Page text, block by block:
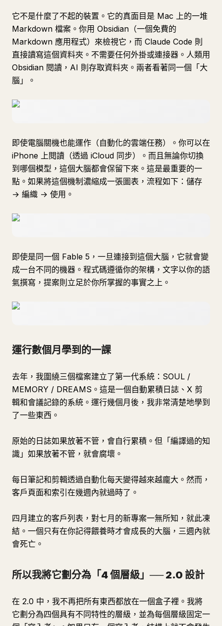
它不是什麼了不起的裝置。它的真面目是 Mac 上的一堆
Markdown 檔案。你用 Obsidian（一個免費的
Markdown 應用程式）來檢視它，而 Claude Code 則
直接讀寫這個資料夾。不需要任何外掛或連接器。人類用
Obsidian 閱讀，AI 則存取資料夾。兩者看著同一個「大
腦」。
即使電腦關機也能運作（自動化的雲端任務）。你可以在
iPhone 上閱讀（透過 iCloud 同步）。而且無論你切換
到哪個模型，這個大腦都會保留下來。這是最重要的一
點。如果將這個機制濃縮成一張圖表，流程如下：儲存
→ 編織 → 使用。
即使是同一個 Fable 5，一旦連接到這個大腦，它就會變
成一台不同的機器。程式碼遵循你的架構，文字以你的語
氣撰寫，提案則立足於你所掌握的事實之上。
運行數個月學到的一課
去年，我圍繞三個檔案建立了第一代系統：SOUL /
MEMORY / DREAMS。這是一個自動累積日誌、X 剪
輯和會議記錄的系統。運行幾個月後，我非常清楚地學到
了一些東西。
原始的日誌如果放著不管，會自行累積。但「編譯過的知
識」如果放著不管，就會腐壞。
每日筆記和剪輯透過自動化每天變得越來越龐大。然而，
客戶頁面和索引在幾週內就過時了。
四月建立的客戶列表，對七月的新專案一無所知，就此凍
結。一個只有在你記得餵養時才會成長的大腦，三週內就
會死亡。
所以我將它劃分為「4 個層級」── 2.0 設計
在 2.0 中，我不再把所有東西都放在一個盒子裡。我將
它劃分為四個具有不同特性的層級，並為每個層級固定一